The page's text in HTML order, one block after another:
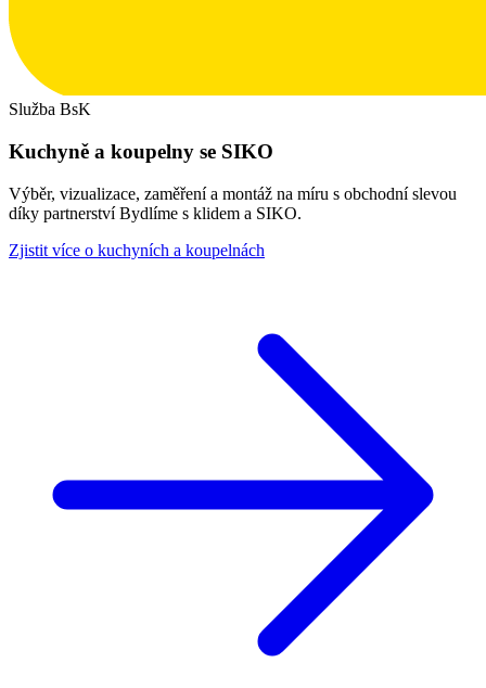
Služba BsK
Kuchyně a koupelny se SIKO
Výběr, vizualizace, zaměření a montáž na míru s obchodní slevou
díky partnerství Bydlíme s klidem a SIKO.
Zjistit více o kuchyních a koupelnách